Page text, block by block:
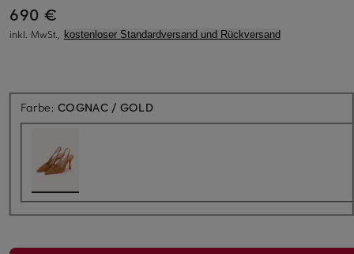
690 €
inkl. MwSt., kostenloser Standardversand und Rückversand
Farbe:COGNAC / GOLD